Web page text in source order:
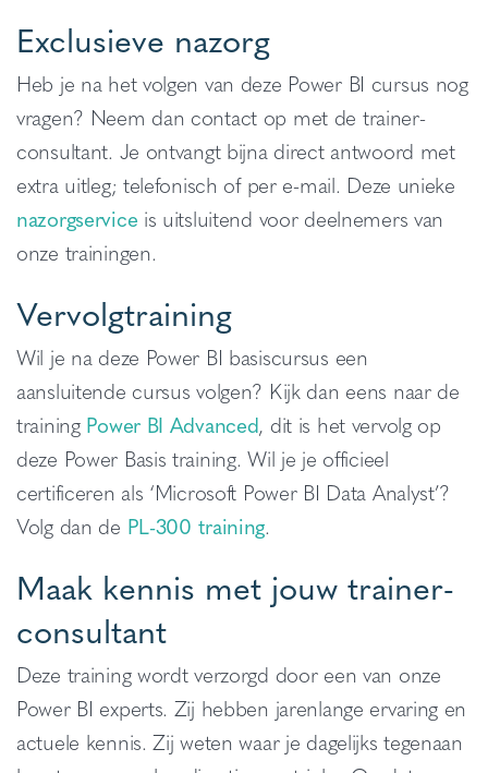
Exclusieve nazorg
Heb je na het volgen van deze Power BI cursus nog
vragen? Neem dan contact op met de trainer-
consultant. Je ontvangt bijna direct antwoord met
extra uitleg; telefonisch of per e-mail. Deze unieke
nazorgservice is uitsluitend voor deelnemers van
onze trainingen.
Vervolgtraining
Wil je na deze Power BI basiscursus een
aansluitende cursus volgen? Kijk dan eens naar de
training Power BI Advanced, dit is het vervolg op
deze Power Basis training. Wil je je officieel
certificeren als ‘Microsoft Power BI Data Analyst’?
Volg dan de PL-300 training.
Maak kennis met jouw trainer-
consultant
Deze training wordt verzorgd door een van onze
Power BI experts. Zij hebben jarenlange ervaring en
actuele kennis. Zij weten waar je dagelijks tegenaan